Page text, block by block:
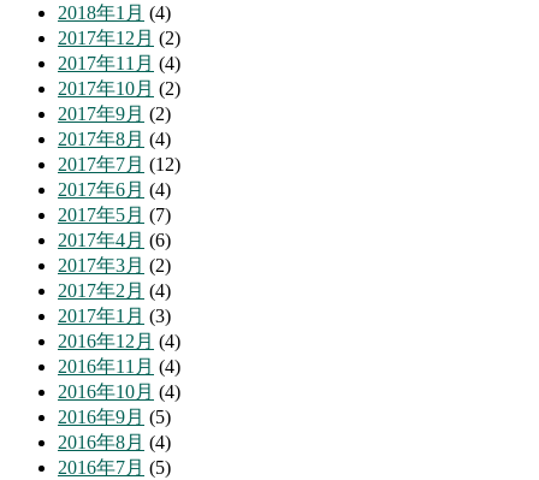
2018年1月 (4)
2017年12月 (2)
2017年11月 (4)
2017年10月 (2)
2017年9月 (2)
2017年8月 (4)
2017年7月 (12)
2017年6月 (4)
2017年5月 (7)
2017年4月 (6)
2017年3月 (2)
2017年2月 (4)
2017年1月 (3)
2016年12月 (4)
2016年11月 (4)
2016年10月 (4)
2016年9月 (5)
2016年8月 (4)
2016年7月 (5)